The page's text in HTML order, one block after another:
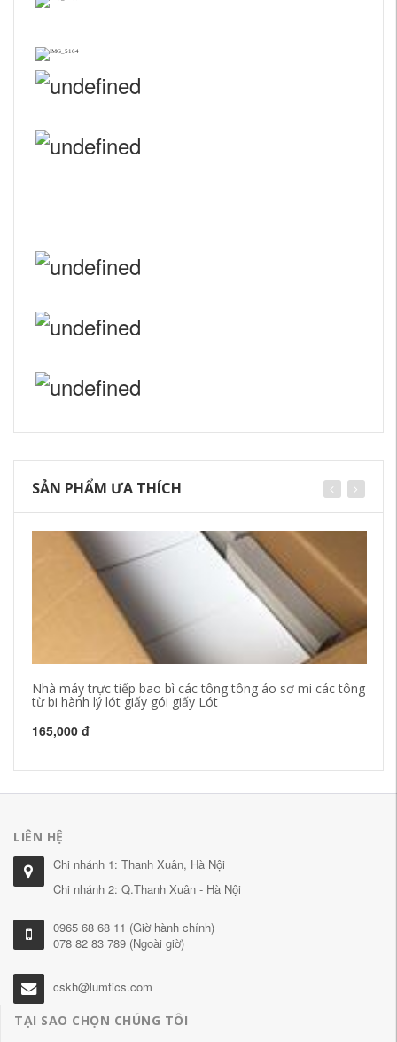
SẢN PHẨM ƯA THÍCH
Nhà máy trực tiếp bao bì các tông tông áo sơ mi các tông
từ bi hành lý lót giấy gói giấy Lót
165,000 đ
LIÊN HỆ
Chi nhánh 1: Thanh Xuân, Hà Nội
Chi nhánh 2: Q.Thanh Xuân - Hà Nội
0965 68 68 11 (Giờ hành chính)
078 82 83 789 (Ngoài giờ)
cskh@lumtics.com
TẠI SAO CHỌN CHÚNG TÔI